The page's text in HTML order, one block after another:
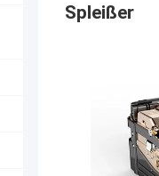
Spleißer